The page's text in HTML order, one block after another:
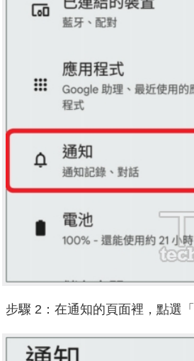
步驟 2：在通知的頁面裡，點選「